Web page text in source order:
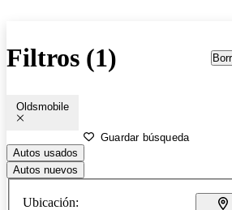
Filtros (1)
Oldsmobile
Guardar búsqueda
Autos usados
Autos nuevos
Ubicación: